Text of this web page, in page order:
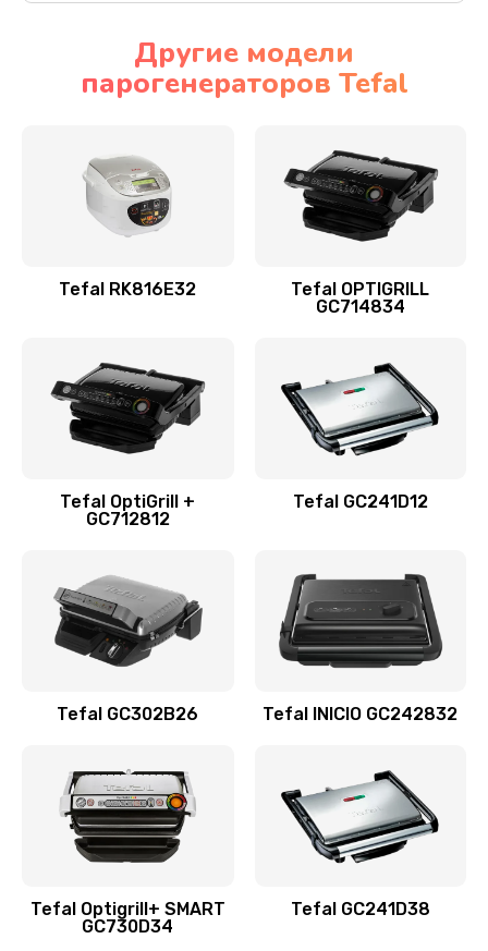
Другие модели
парогенераторов Tefal
Tefal RK816E32
Tefal OPTIGRILL
GC714834
Tefal OptiGrill +
GC712812
Tefal GC241D12
Tefal GC302B26 Tefal INICIO GC242832
Tefal Optigrill+ SMART
GC730D34
Tefal GC241D38